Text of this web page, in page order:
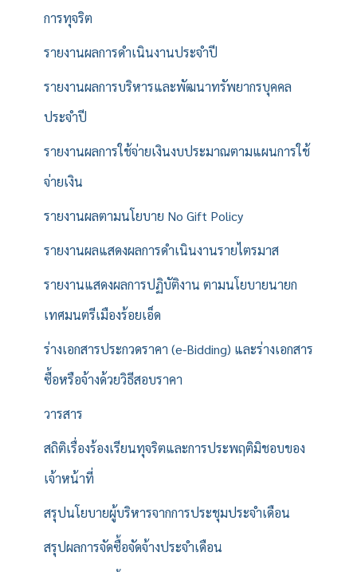
การทุจริต
รายงานผลการดำเนินงานประจำปี
รายงานผลการบริหารและพัฒนาทรัพยากรบุคคล
ประจำปี
รายงานผลการใช้จ่ายเงินงบประมาณตามแผนการใช้
จ่ายเงิน
รายงานผลตามนโยบาย No Gift Policy
รายงานผลแสดงผลการดำเนินงานรายไตรมาส
รายงานแสดงผลการปฏิบัติงาน ตามนโยบายนายก
เทศมนตรีเมืองร้อยเอ็ด
ร่างเอกสารประกวดราคา (e-Bidding) และร่างเอกสาร
ซื้อหรือจ้างด้วยวิธีสอบราคา
วารสาร
สถิติเรื่องร้องเรียนทุจริตและการประพฤติมิชอบของ
เจ้าหน้าที่
สรุปนโยบายผู้บริหารจากการประชุมประจำเดือน
สรุปผลการจัดซื้อจัดจ้างประจำเดือน